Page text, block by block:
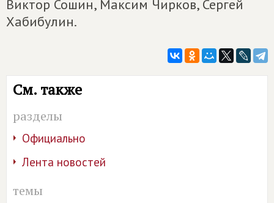
Виктор Сошин, Максим Чирков, Сергей
Хабибулин.
См. также
разделы
Официально
Лента новостей
темы